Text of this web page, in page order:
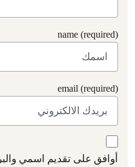
name (required)
email (required)
أوافق على تقديم اسمي